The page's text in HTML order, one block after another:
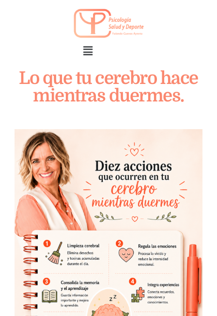
Lo que tu cerebro hace
mientras duermes.